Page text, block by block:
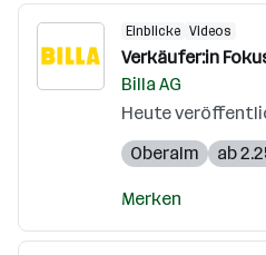
Einblicke Videos
Verkäufer:in
Billa AG
Heute
Oberalm
ab
Merken